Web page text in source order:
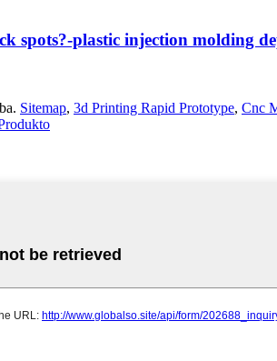
spots?-plastic injection molding
Sitemap, 3d Printing Rapid Prototype, Cnc